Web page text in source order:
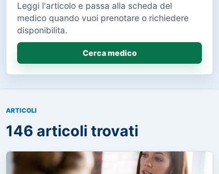
Leggi l'articolo e passa alla scheda del
medico quando vuoi prenotare o richiedere
disponibilita.
Cerca medico
ARTICOLI
146 articoli trovati